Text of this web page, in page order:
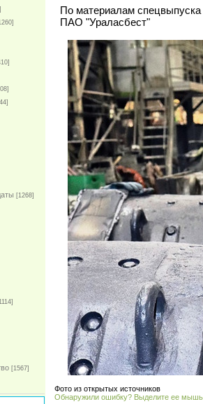
[1268]
[1567]
По материалам
ПАО "Ураласбест"
Фото из открытых источников
Обнаружили ошибку? Выделите ее